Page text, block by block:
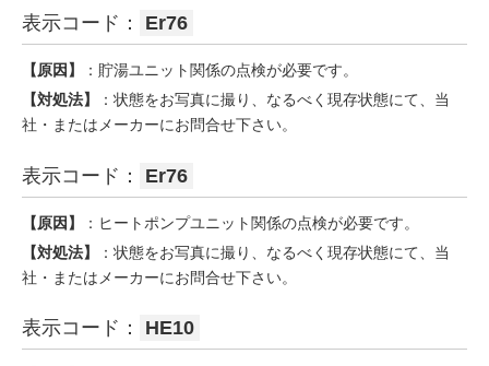
表示コード： Er76
【原因】
：貯湯ユニット関係の点検が必要です。
【対処法】
：状態をお写真に撮り、なるべく現存状態にて、当
社・またはメーカーにお問合せ下さい。
表示コード： Er76
【原因】
：ヒートポンプユニット関係の点検が必要です。
【対処法】
：状態をお写真に撮り、なるべく現存状態にて、当
社・またはメーカーにお問合せ下さい。
表示コード： HE10